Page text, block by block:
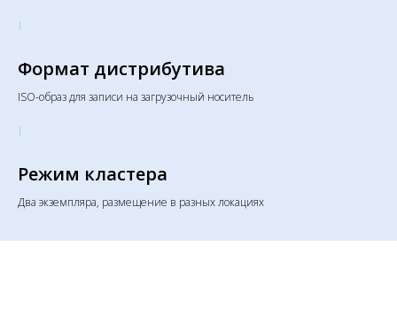
Формат дистрибутива
ISO-образ для записи на загрузочный носитель
Режим кластера
Два экземпляра, размещение в разных локациях